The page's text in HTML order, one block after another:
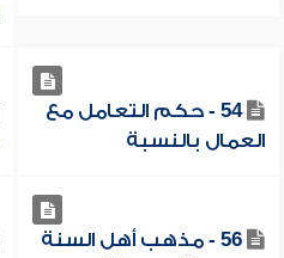
54 - حكم التعامل مع
العمال بالنسبة
56 - مذهب أهل السنة